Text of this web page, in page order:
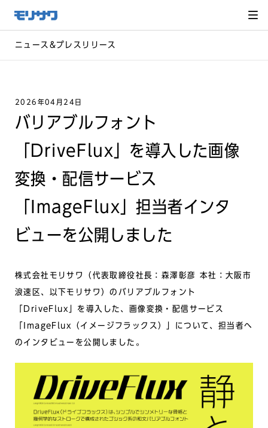
メ
ニュー
飛ばし
へ移動
ニュース&プレスリリース
2026年04月24日
バリアブルフォント
「DriveFlux」を導入した画像
変換・配信サービス
「ImageFlux」担当者インタ
ビューを公開しました
株式会社モリサワ（代表取締役社長：森澤彰彦 本社：大阪市
浪速区、以下モリサワ）のバリアブルフォント
「DriveFlux」を導入した、画像変換・配信サービス
「ImageFlux（イメージフラックス）」について、担当者へ
のインタビューを公開しました。